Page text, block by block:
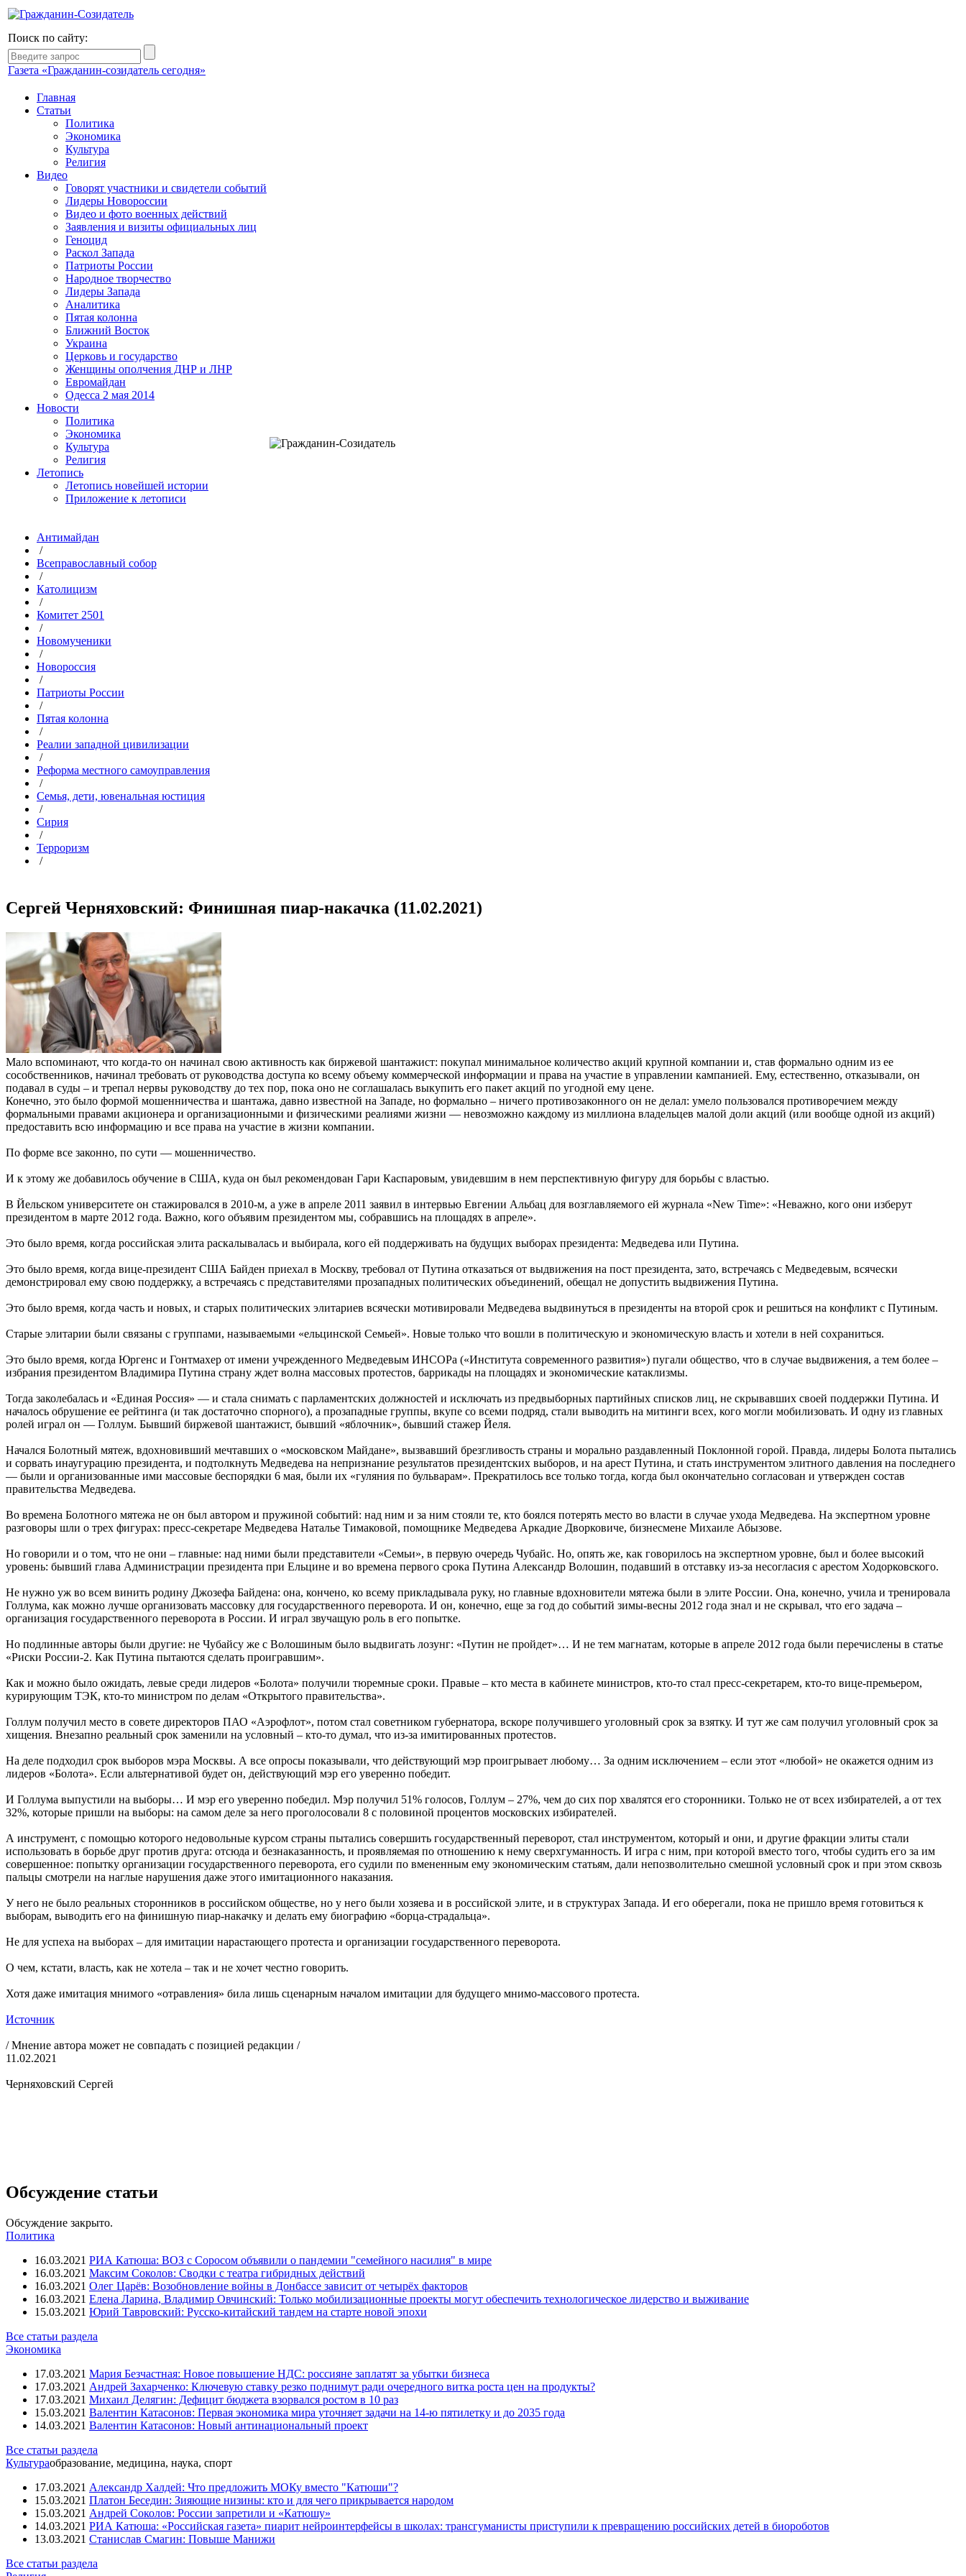
Поиск по сайту:
Газета «Гражданин-созидатель сегодня»
Главная
Статьи
Политика
Экономика
Культура
Религия
Видео
Говорят участники и свидетели событий
Лидеры Новороссии
Видео и фото военных действий
Заявления и визиты официальных лиц
Геноцид
Раскол Запада
Патриоты России
Народное творчество
Лидеры Запада
Аналитика
Пятая колонна
Ближний Восток
Украина
Церковь и государство
Женщины ополчения ДНР и ЛНР
Евромайдан
Одесса 2 мая 2014
Новости
Политика
Экономика
Культура
Религия
Летопись
Летопись новейшей истории
Приложение к летописи
Антимайдан
/
Всеправославный собор
/
Католицизм
/
Комитет 2501
/
Новомученики
/
Новороссия
/
Патриоты России
/
Пятая колонна
/
Реалии западной цивилизации
/
Реформа местного самоуправления
/
Семья, дети, ювенальная юстиция
/
Сирия
/
Терроризм
/
Сергей Черняховский: Финишная пиар-накачка (11.02.2021)
Мало вспоминают, что когда-то он начинал свою активность как биржевой шантажист: покупал минимальное количество акций крупной компании и, став формально одним из ее
сособственников, начинал требовать от руководства доступа ко всему объему коммерческой информации и права на участие в управлении кампанией. Ему, естественно, отказывали, он
подавал в суды – и трепал нервы руководству до тех пор, пока оно не соглашалась выкупить его пакет акций по угодной ему цене.
Конечно, это было формой мошенничества и шантажа, давно известной на Западе, но формально – ничего противозаконного он не делал: умело пользовался противоречием между
формальными правами акционера и организационными и физическими реалиями жизни — невозможно каждому из миллиона владельцев малой доли акций (или вообще одной из акций)
предоставить всю информацию и все права на участие в жизни компании.
По форме все законно, по сути — мошенничество.
И к этому же добавилось обучение в США, куда он был рекомендован Гари Каспаровым, увидевшим в нем перспективную фигуру для борьбы с властью.
В Йельском университете он стажировался в 2010-м, а уже в апреле 2011 заявил в интервью Евгении Альбац для возглавляемого ей журнала «New Time»: «Неважно, кого они изберут
президентом в марте 2012 года. Важно, кого объявим президентом мы, собравшись на площадях в апреле».
Это было время, когда российская элита раскалывалась и выбирала, кого ей поддерживать на будущих выборах президента: Медведева или Путина.
Это было время, когда вице-президент США Байден приехал в Москву, требовал от Путина отказаться от выдвижения на пост президента, зато, встречаясь с Медведевым, всячески
демонстрировал ему свою поддержку, а встречаясь с представителями прозападных политических объединений, обещал не допустить выдвижения Путина.
Это было время, когда часть и новых, и старых политических элитариев всячески мотивировали Медведева выдвинуться в президенты на второй срок и решиться на конфликт с Путиным.
Старые элитарии были связаны с группами, называемыми «ельцинской Семьей». Новые только что вошли в политическую и экономическую власть и хотели в ней сохраниться.
Это было время, когда Юргенс и Гонтмахер от имени учрежденного Медведевым ИНСОРа («Института современного развития») пугали общество, что в случае выдвижения, а тем более –
избрания президентом Владимира Путина страну ждет волна массовых протестов, баррикады на площадях и экономические катаклизмы.
Тогда заколебалась и «Единая Россия» — и стала снимать с парламентских должностей и исключать из предвыборных партийных списков лиц, не скрывавших своей поддержки Путина. И
началось обрушение ее рейтинга (и так достаточно спорного), а прозападные группы, вкупе со всеми подряд, стали выводить на митинги всех, кого могли мобилизовать. И одну из главных
ролей играл он — Голлум. Бывший биржевой шантажист, бывший «яблочник», бывший стажер Йеля.
Начался Болотный мятеж, вдохновивший мечтавших о «московском Майдане», вызвавший брезгливость страны и морально раздавленный Поклонной горой. Правда, лидеры Болота пытались
и сорвать инаугурацию президента, и подтолкнуть Медведева на непризнание результатов президентских выборов, и на арест Путина, и стать инструментом элитного давления на последнего
— были и организованные ими массовые беспорядки 6 мая, были их «гуляния по бульварам». Прекратилось все только тогда, когда был окончательно согласован и утвержден состав
правительства Медведева.
Во времена Болотного мятежа не он был автором и пружиной событий: над ним и за ним стояли те, кто боялся потерять место во власти в случае ухода Медведева. На экспертном уровне
разговоры шли о трех фигурах: пресс-секретаре Медведева Наталье Тимаковой, помощнике Медведева Аркадие Дворковиче, бизнесмене Михаиле Абызове.
Но говорили и о том, что не они – главные: над ними были представители «Семьи», в первую очередь Чубайс. Но, опять же, как говорилось на экспертном уровне, был и более высокий
уровень: бывший глава Администрации президента при Ельцине и во времена первого срока Путина Александр Волошин, подавший в отставку из-за несогласия с арестом Ходорковского.
Не нужно уж во всем винить родину Джозефа Байдена: она, кончено, ко всему прикладывала руку, но главные вдохновители мятежа были в элите России. Она, конечно, учила и тренировала
Голлума, как можно лучше организовать массовку для государственного переворота. И он, конечно, еще за год до событий зимы-весны 2012 года знал и не скрывал, что его задача –
организация государственного переворота в России. И играл звучащую роль в его попытке.
Но подлинные авторы были другие: не Чубайсу же с Волошиным было выдвигать лозунг: «Путин не пройдет»… И не тем магнатам, которые в апреле 2012 года были перечислены в статье
«Риски России-2. Как Путина пытаются сделать проигравшим».
Как и можно было ожидать, левые среди лидеров «Болота» получили тюремные сроки. Правые – кто места в кабинете министров, кто-то стал пресс-секретарем, кто-то вице-премьером,
курирующим ТЭК, кто-то министром по делам «Открытого правительства».
Голлум получил место в совете директоров ПАО «Аэрофлот», потом стал советником губернатора, вскоре получившего уголовный срок за взятку. И тут же сам получил уголовный срок за
хищения. Внезапно реальный срок заменили на условный – кто-то думал, что из-за имитированных протестов.
На деле подходил срок выборов мэра Москвы. А все опросы показывали, что действующий мэр проигрывает любому… За одним исключением – если этот «любой» не окажется одним из
лидеров «Болота». Если альтернативой будет он, действующий мэр его уверенно победит.
И Голлума выпустили на выборы… И мэр его уверенно победил. Мэр получил 51% голосов, Голлум – 27%, чем до сих пор хвалятся его сторонники. Только не от всех избирателей, а от тех
32%, которые пришли на выборы: на самом деле за него проголосовали 8 с половиной процентов московских избирателей.
А инструмент, с помощью которого недовольные курсом страны пытались совершить государственный переворот, стал инструментом, который и они, и другие фракции элиты стали
использовать в борьбе друг против друга: отсюда и безнаказанность, и проявляемая по отношению к нему сверхгуманность. И игра с ним, при которой вместо того, чтобы судить его за им
совершенное: попытку организации государственного переворота, его судили по вмененным ему экономическим статьям, дали непозволительно смешной условный срок и при этом сквозь
пальцы смотрели на наглые нарушения даже этого имитационного наказания.
У него не было реальных сторонников в российском обществе, но у него были хозяева и в российской элите, и в структурах Запада. И его оберегали, пока не пришло время готовиться к
выборам, выводить его на финишную пиар-накачку и делать ему биографию «борца-страдальца».
Не для успеха на выборах – для имитации нарастающего протеста и организации государственного переворота.
О чем, кстати, власть, как не хотела – так и не хочет честно говорить.
Хотя даже имитация мнимого «отравления» била лишь сценарным началом имитации для будущего мнимо-массового протеста.
Источник
/ Мнение автора может не совпадать с позицией редакции /
11.02.2021
Черняховский Сергей
Обсуждение статьи
Обсуждение закрыто.
Политика
16.03.2021 РИА Катюша: ВОЗ с Соросом объявили о пандемии "семейного насилия" в мире
16.03.2021 Максим Соколов: Сводки с театра гибридных действий
16.03.2021 Олег Царёв: Возобновление войны в Донбассе зависит от четырёх факторов
16.03.2021 Елена Ларина, Владимир Овчинский: Только мобилизационные проекты могут обеспечить технологическое лидерство и выживание
15.03.2021 Юрий Тавровский: Русско-китайский тандем на старте новой эпохи
Все статьи раздела
Экономика
17.03.2021 Мария Безчастная: Новое повышение НДС: россияне заплатят за убытки бизнеса
17.03.2021 Андрей Захарченко: Ключевую ставку резко поднимут ради очередного витка роста цен на продукты?
17.03.2021 Михаил Делягин: Дефицит бюджета взорвался ростом в 10 раз
15.03.2021 Валентин Катасонов: Первая экономика мира уточняет задачи на 14-ю пятилетку и до 2035 года
14.03.2021 Валентин Катасонов: Новый антинациональный проект
Все статьи раздела
Культураобразование, медицина, наука, спорт
17.03.2021 Александр Халдей: Что предложить МОКу вместо "Катюши"?
15.03.2021 Платон Беседин: Зияющие низины: кто и для чего прикрывается народом
15.03.2021 Андрей Соколов: России запретили и «Катюшу»
14.03.2021 РИА Катюша: «Российская газета» пиарит нейроинтерфейсы в школах: трансгуманисты приступили к превращению российских детей в биороботов
13.03.2021 Станислав Смагин: Повыше Манижи
Все статьи раздела